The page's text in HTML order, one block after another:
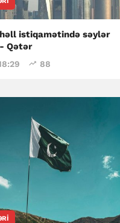
istiqamətində səylər
Qətər
88